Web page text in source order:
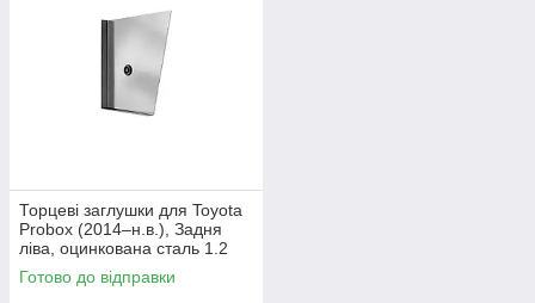
Торцеві заглушки для Toyota
Probox (2014–н.в.), Задня
ліва, оцинкована сталь 1.2
mm
Готово до відправки